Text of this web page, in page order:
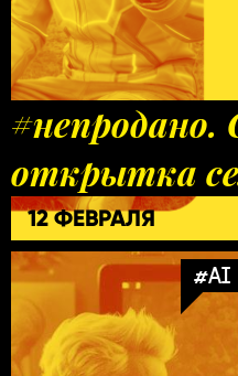
открытка
12 ФЕВРАЛЯ
#AI